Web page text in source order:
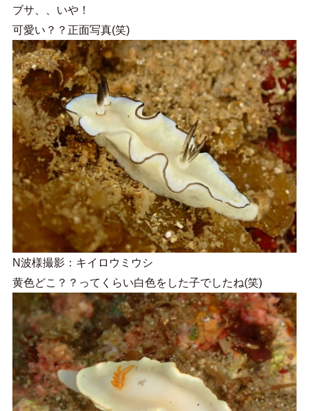
ブサ、、いや！
可愛い？？正面写真(笑)
N波様撮影：キイロウミウシ
黄色どこ？？ってくらい白色をした子でしたね(笑)